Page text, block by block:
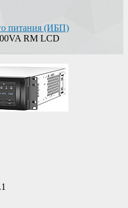
питания (ИБП)
RM LCD